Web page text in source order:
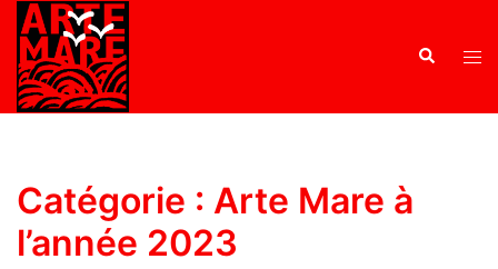
Catégorie : Arte Mare à
l’année 2023